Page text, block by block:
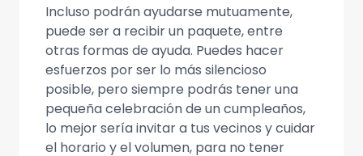
Incluso podrán ayudarse mutuamente,
puede ser a recibir un paquete, entre
otras formas de ayuda. Puedes hacer
esfuerzos por ser lo más silencioso
posible, pero siempre podrás tener una
pequeña celebración de un cumpleaños,
lo mejor sería invitar a tus vecinos y cuidar
el horario y el volumen, para no tener